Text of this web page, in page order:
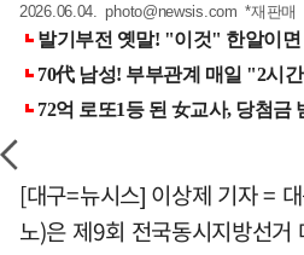
2026.06.04.photo@newsis.com *재판
[대구=뉴시스] 이상제 기자 =
노)은 제9회 전국동시지방선거